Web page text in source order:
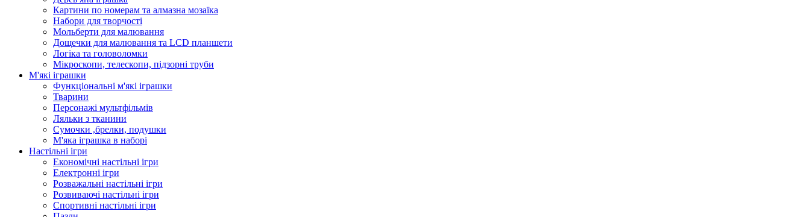
Картини по номерам та алмазна мозаїка
Набори для творчості
Мольберти для малювання
Дощечки для малювання та LCD планшети
Логіка та головоломки
Мікроскопи, телескопи, підзорні труби
М'які іграшки
Функціональні м'які іграшки
Тварини
Персонажі мультфільмів
Ляльки з тканини
Сумочки ,брелки, подушки
М'яка іграшка в наборі
Настільні ігри
Економічні настільні ігри
Електронні ігри
Розважальні настільні ігри
Розвиваючі настільні ігри
Спортивні настільні ігри